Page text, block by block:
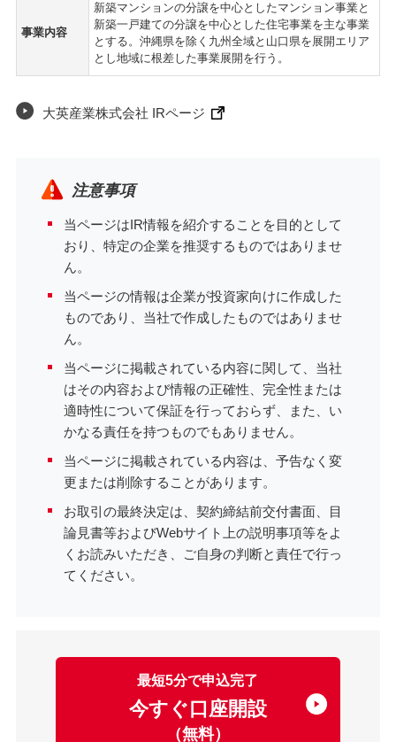
事業内容
新築マンションの分譲を中心としたマンション事業と
新築一戸建ての分譲を中心とした住宅事業を主な事業
とする。沖縄県を除く九州全域と山口県を展開エリア
とし地域に根差した事業展開を行う。
大英産業株式会社 IRページ
注意事項
当ページはIR情報を紹介することを目的として
おり、特定の企業を推奨するものではありませ
ん。
当ページの情報は企業が投資家向けに作成した
ものであり、当社で作成したものではありませ
ん。
当ページに掲載されている内容に関して、当社
はその内容および情報の正確性、完全性または
適時性について保証を行っておらず、また、い
かなる責任を持つものでもありません。
当ページに掲載されている内容は、予告なく変
更または削除することがあります。
お取引の最終決定は、契約締結前交付書面、目
論見書等およびWebサイト上の説明事項等をよ
くお読みいただき、ご自身の判断と責任で行っ
てください。
最短5分で申込完了
今すぐ口座開設
（無料）